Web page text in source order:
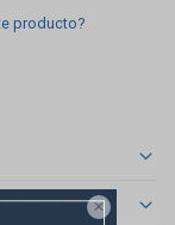

producto?